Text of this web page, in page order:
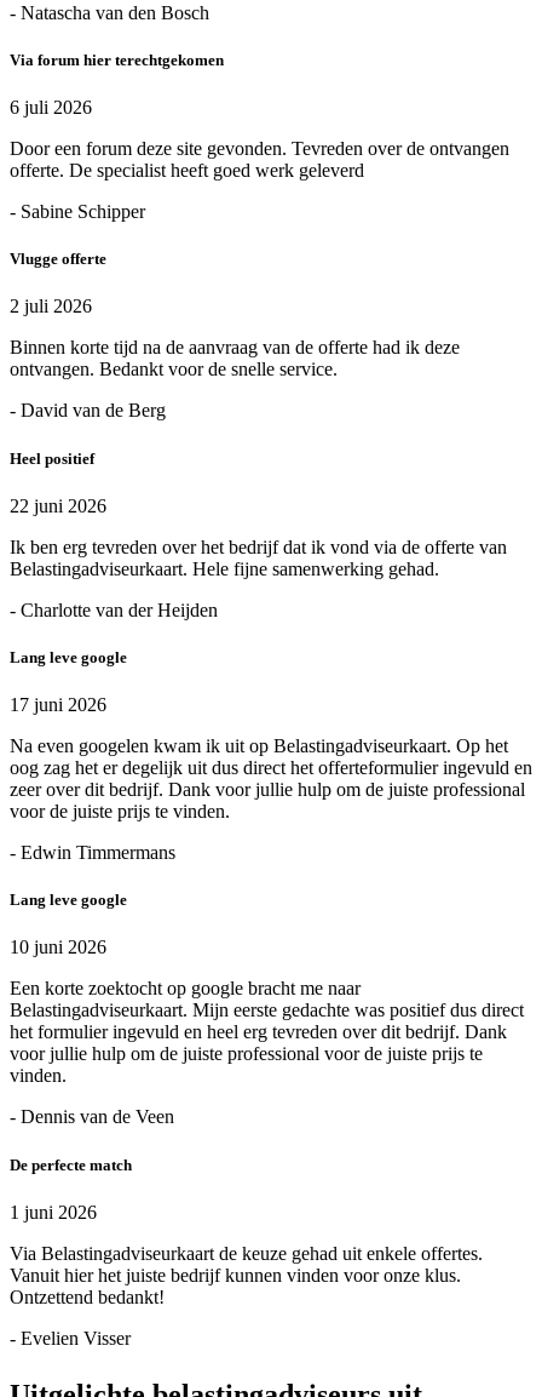
- Natascha van den Bosch
Via forum hier terechtgekomen
6 juli 2026
Door een forum deze site gevonden. Tevreden over de ontvangen
offerte. De specialist heeft goed werk geleverd
- Sabine Schipper
Vlugge offerte
2 juli 2026
Binnen korte tijd na de aanvraag van de offerte had ik deze
ontvangen. Bedankt voor de snelle service.
- David van de Berg
Heel positief
22 juni 2026
Ik ben erg tevreden over het bedrijf dat ik vond via de offerte van
Belastingadviseurkaart. Hele fijne samenwerking gehad.
- Charlotte van der Heijden
Lang leve google
17 juni 2026
Na even googelen kwam ik uit op Belastingadviseurkaart. Op het
oog zag het er degelijk uit dus direct het offerteformulier ingevuld en
zeer over dit bedrijf. Dank voor jullie hulp om de juiste professional
voor de juiste prijs te vinden.
- Edwin Timmermans
Lang leve google
10 juni 2026
Een korte zoektocht op google bracht me naar
Belastingadviseurkaart. Mijn eerste gedachte was positief dus direct
het formulier ingevuld en heel erg tevreden over dit bedrijf. Dank
voor jullie hulp om de juiste professional voor de juiste prijs te
vinden.
- Dennis van de Veen
De perfecte match
1 juni 2026
Via Belastingadviseurkaart de keuze gehad uit enkele offertes.
Vanuit hier het juiste bedrijf kunnen vinden voor onze klus.
Ontzettend bedankt!
- Evelien Visser